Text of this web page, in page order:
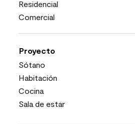
Residencial
Comercial
Proyecto
Sótano
Habitación
Cocina
Sala de estar